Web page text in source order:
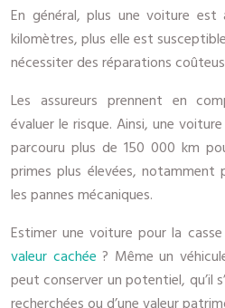
En général, plus une voiture
kilomètres, plus elle est
nécessiter des réparations
Les assureurs prennent en
évaluer le risque. Ainsi, une
parcouru plus de 150 000 km
primes plus élevées, notamment
les pannes mécaniques.
Estimer une voiture pour la
valeur cachée ? Même un
peut conserver un potentiel, qu’il